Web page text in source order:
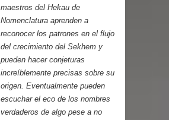
maestros del Hekau de
Nomenclatura aprenden a
reconocer los patrones en el flujo
del crecimiento del Sekhem y
pueden hacer conjeturas
increíblemente precisas sobre su
origen. Eventualmente pueden
escuchar el eco de los nombres
verdaderos de algo pese a no